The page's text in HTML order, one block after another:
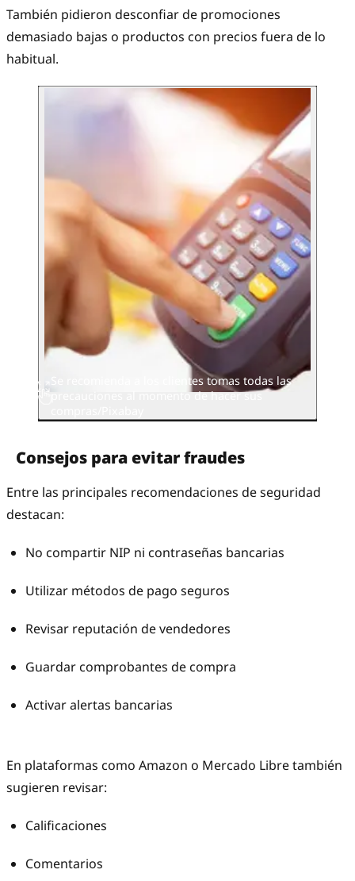
También pidieron desconfiar de promociones
demasiado bajas o productos con precios fuera de lo
habitual.
Se recomienda a los clientes tomas todas las
precauciones al momento de hacer sus
Consejos para evitar fraudes
Entre las principales recomendaciones de seguridad
destacan:
No compartir NIP ni contraseñas bancarias
Utilizar métodos de pago seguros
Revisar reputación de vendedores
Guardar comprobantes de compra
Activar alertas bancarias
En plataformas como Amazon o Mercado Libre también
sugieren revisar:
Calificaciones
Comentarios